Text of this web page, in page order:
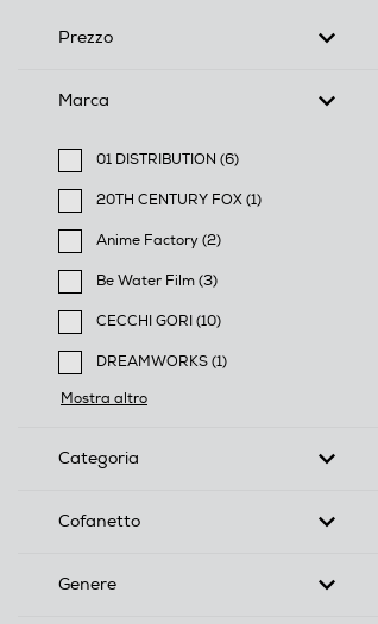
Prezzo
Marca
01 DISTRIBUTION (6)
Filtra per Marca: 01 DISTRIBUTION
20TH CENTURY FOX (1)
Filtra per Marca: 20TH CENTURY FOX
Anime Factory (2)
Filtra per Marca: Anime Factory
Be Water Film (3)
Filtra per Marca: Be Water Film
CECCHI GORI (10)
Filtra per Marca: CECCHI GORI
DREAMWORKS (1)
Filtra per Marca: DREAMWORKS
Mostra altro
Categoria
Cofanetto
Genere